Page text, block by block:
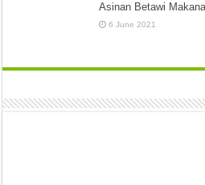
Asinan Betawi
6 June 2021